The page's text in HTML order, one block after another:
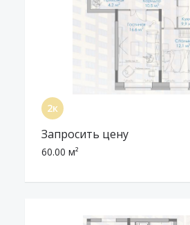
Cообщить о неточности в описании
Запросить цену
60.00 м²